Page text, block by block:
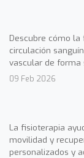
Descubre cómo
circulación
vascular de forma
09 Feb 2026
La fisioterapia
movilidad y
personalizados y